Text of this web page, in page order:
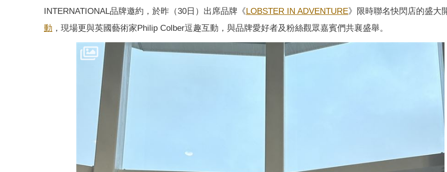
INTERNATIONAL品牌邀約，於昨（30日）出席品牌《LOBSTER IN ADVENTURE》限時聯名快閃店的盛大
動 ，現場更與英國藝術家Philip Colber逗趣互動，與品牌愛好者及粉絲觀眾嘉賓們共襄盛舉。